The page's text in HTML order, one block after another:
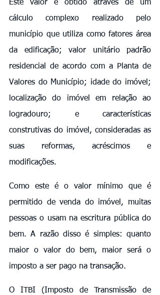
Este valor é obtido através de um
cálculo complexo realizado pelo
município que utiliza como fatores área
da edificação; valor unitário padrão
residencial de acordo com a Planta de
Valores do Município; idade do imóvel;
localização do imóvel em relação ao
logradouro; e características
construtivas do imóvel, consideradas as
suas reformas, acréscimos e
modificações.
Como este é o valor mínimo que é
permitido de venda do imóvel, muitas
pessoas o usam na escritura pública do
bem. A razão disso é simples: quanto
maior o valor do bem, maior será o
imposto a ser pago na transação.
O ITBI (Imposto de Transmissão de